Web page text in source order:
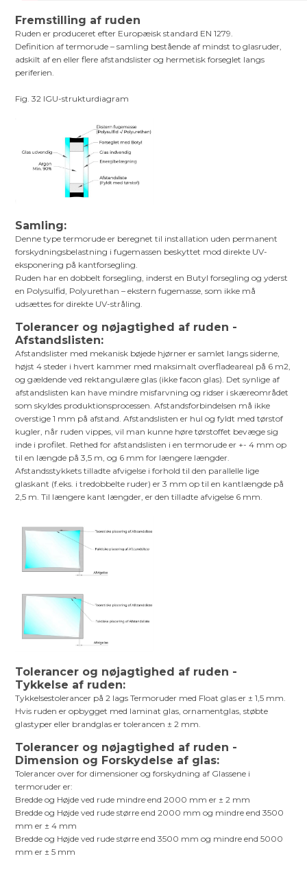
Fremstilling af ruden
Ruden er produceret efter Europæisk standard EN 1279.
Definition af termorude – samling bestående af mindst to glasruder,
adskilt af en eller flere afstandslister og hermetisk forseglet langs
periferien.
Fig. 32 IGU-strukturdiagram
Samling:
Denne type termorude er beregnet til installation uden permanent
forskydningsbelastning i fugemassen beskyttet mod direkte UV-
eksponering på kantforsegling.
Ruden har en dobbelt forsegling, inderst en Butyl forsegling og yderst
en Polysulfid, Polyurethan – ekstern fugemasse, som ikke må
udsættes for direkte UV-stråling.
Tolerancer og nøjagtighed af ruden -
Afstandslisten:
Afstandslister med mekanisk bøjede hjørner er samlet langs siderne,
højst 4 steder i hvert kammer med maksimalt overfladeareal på 6 m2,
og gældende ved rektangulære glas (ikke facon glas). Det synlige af
afstandslisten kan have mindre misfarvning og ridser i skæreområdet
som skyldes produktionsprocessen. Afstandsforbindelsen må ikke
overstige 1 mm på afstand. Afstandslisten er hul og fyldt med tørstof
kugler, når ruden vippes, vil man kunne høre tørstoffet bevæge sig
inde i profilet. Rethed for afstandslisten i en termorude er +- 4 mm op
til en længde på 3,5 m, og 6 mm for længere længder.
Afstandsstykkets tilladte afvigelse i forhold til den parallelle lige
glaskant (f.eks. i tredobbelte ruder) er 3 mm op til en kantlængde på
2,5 m. Til længere kant længder, er den tilladte afvigelse 6 mm.
Tolerancer og nøjagtighed af ruden -
Tykkelse af ruden:
Tykkelsestolerancer på 2 lags Termoruder med Float glas er ± 1,5 mm.
Hvis ruden er opbygget med laminat glas, ornamentglas, støbte
glastyper eller brandglas er tolerancen ± 2 mm.
Tolerancer og nøjagtighed af ruden -
Dimension og Forskydelse af glas:
Tolerancer over for dimensioner og forskydning af Glassene i
termoruder er:
Bredde og Højde ved rude mindre end 2000 mm er ± 2 mm
Bredde og Højde ved rude større end 2000 mm og mindre end 3500
mm er ± 4 mm
Bredde og Højde ved rude større end 3500 mm og mindre end 5000
mm er ± 5 mm